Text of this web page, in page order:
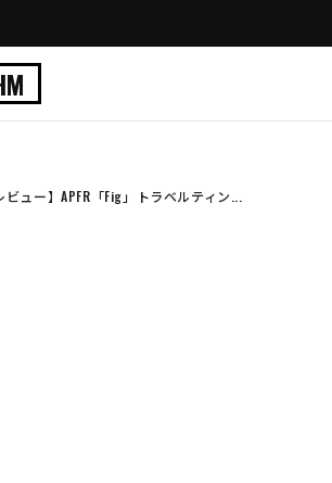
ビュー】APFR「Fig」トラベルティン...